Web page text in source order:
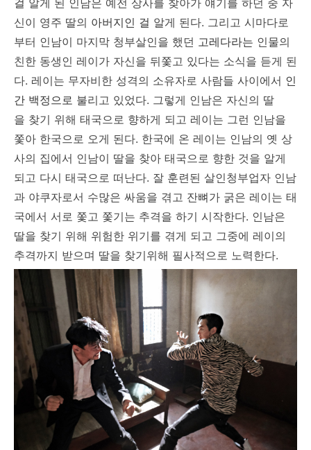
신이 영주 딸의 아버지인 걸 알게 된다. 그리고 시마다로
부터 인남이 마지막 청부살인을 했던 고레다라는 인물의
친한 동생인 레이가 자신을 뒤쫓고 있다는 소식을 듣게 된
다. 레이는 무자비한 성격의 소유자로 사람들 사이에서 인
간 백정으로 불리고 있었다. 그렇게 인남은 자신의 딸
을 찾기 위해 태국으로 향하게 되고 레이는 그런 인남을
쫓아 한국으로 오게 된다. 한국에 온 레이는 인남의 옛 상
사의 집에서 인남이 딸을 찾아 태국으로 향한 것을 알게
되고 다시 태국으로 떠난다. 잘 훈련된 살인청부업자 인남
과 야쿠자로서 수많은 싸움을 겪고 잔뼈가 굵은 레이는 태
국에서 서로 쫓고 쫓기는 추격을 하기 시작한다. 인남은
딸을 찾기 위해 위험한 위기를 겪게 되고 그중에 레이의
추격까지 받으며 딸을 찾기위해 필사적으로 노력한다.